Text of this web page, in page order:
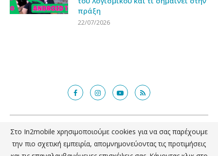
πράξη
22/07/2026
@2018 - in2mobile.gr. All Right Reserved. Designed and developed by
mcde.gr
Στο In2mobile xρησιμοποιούμε cookies για να σας παρέχουμε
την πιο σχετική εμπειρία, απομνημονεύοντας τις προτιμήσεις